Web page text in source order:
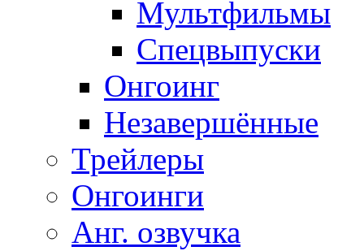
Мультфильмы
Спецвыпуски
Онгоинг
Незавершённые
Трейлеры
Онгоинги
Анг. озвучка